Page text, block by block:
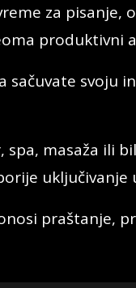
za
produktivni
sačuvate svoju
spa, masaža ili
uključivanje
praštanje,